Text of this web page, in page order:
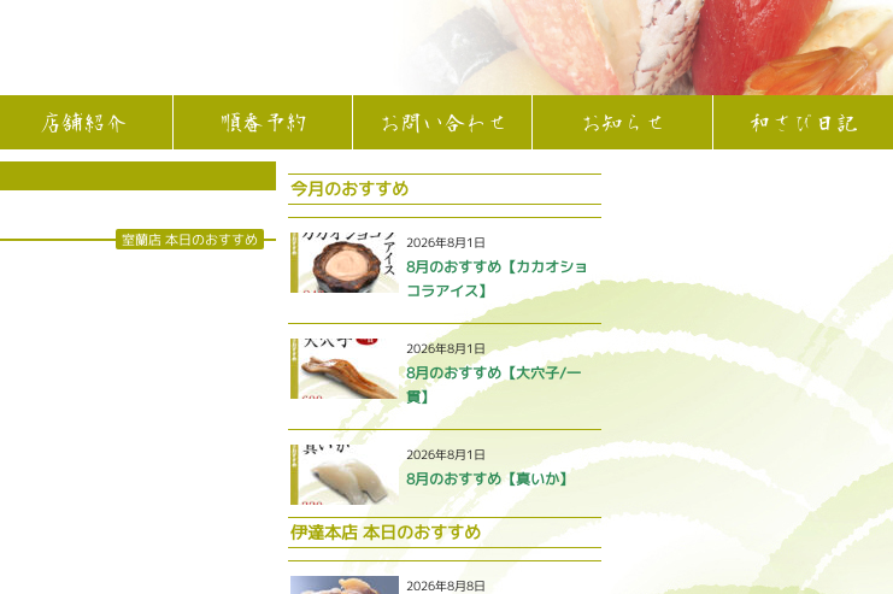
店舗紹介 順番予約 お問い合わせ お知らせ 和さび日記
室蘭店 本日のおすすめ
今月のおすすめ
2026年8月1日
8月のおすすめ【カカオショ
コラアイス】
2026年8月1日
8月のおすすめ【大穴子/一
貫】
2026年8月1日
8月のおすすめ【真いか】
伊達本店 本日のおすすめ
2026年8月8日